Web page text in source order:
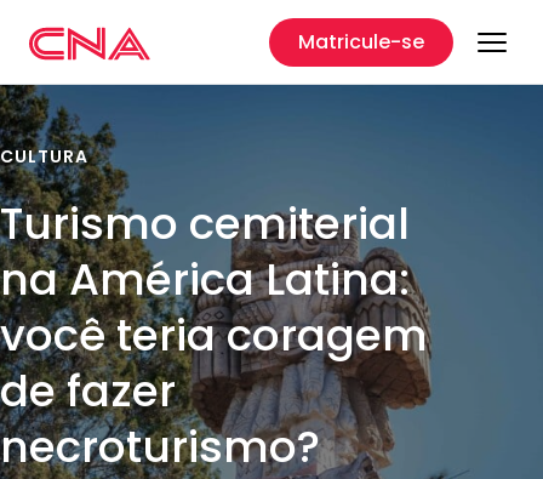
Matricule-se
CULTURA
Turismo cemiterial
na América Latina:
você teria coragem
de fazer
necroturismo?